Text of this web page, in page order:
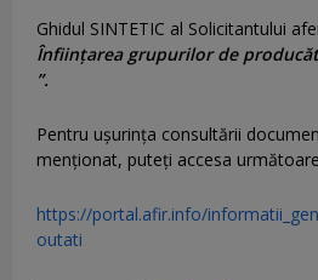
Ghidul SINTETIC al Solicitantului
Înființarea grupurilor de
”.
Pentru uşurinţa consultării
menţionat, puteţi accesa
https://portal.afir.info/
outati